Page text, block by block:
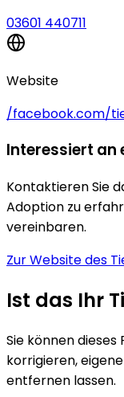
03601 440711
Website
/facebook.com/
Interessiert an
Kontaktieren Sie
Adoption zu
vereinbaren.
Zur Website des
Ist das Ihr
Sie können
korrigieren,
entfernen lassen.